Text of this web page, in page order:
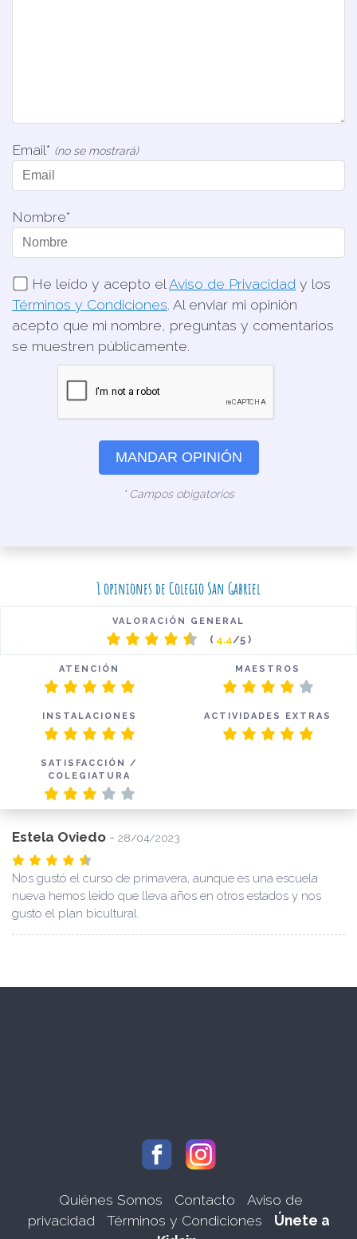
Email* (no se mostrará)
Nombre*
He leído y acepto el Aviso de Privacidad y los
Términos y Condiciones. Al enviar mi opinión
acepto que mi nombre, preguntas y comentarios
se muestren públicamente.
MANDAR OPINIÓN
* Campos obigatorios
1 opiniones de Colegio San Gabriel
VALORACIÓN GENERAL
( 4.4/5 )
ATENCIÓN MAESTROS
INSTALACIONES ACTIVIDADES EXTRAS
SATISFACCIÓN /
COLEGIATURA
Estela Oviedo - 28/04/2023
Nos gustó el curso de primavera, aunque es una escuela
nueva hemos leído que lleva años en otros estados y nos
gusto el plan bicultural.
Quiénes Somos Contacto
Aviso de
privacidad
Términos y Condiciones
Únete a